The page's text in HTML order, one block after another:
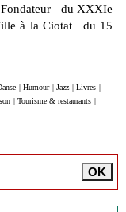
Fondateur du XXXIe
à la Ciotat du 15
| Humour | Jazz | Livres |
| Tourisme & restaurants |